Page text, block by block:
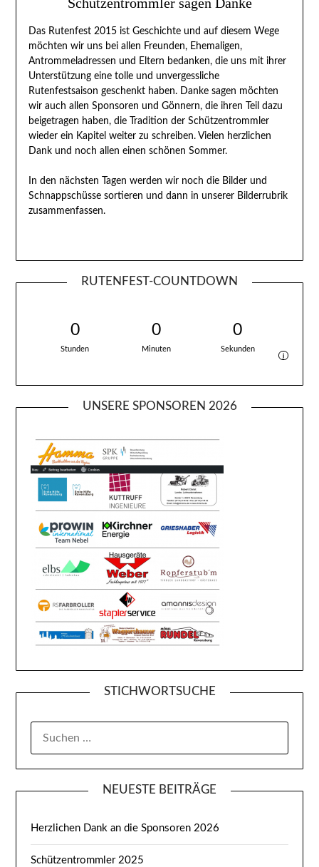
Das Rutenfest 2015 ist Geschichte und auf diesem Wege
möchten wir uns bei allen Freunden, Ehemaligen,
Antrommeladressen und Eltern bedanken, die uns mit ihrer
Unterstützung eine tolle und unvergessliche
Rutenfestsaison geschenkt haben. Danke sagen möchten
wir auch allen Sponsoren und Gönnern, die ihren Teil dazu
beigetragen haben, die Tradition der Schützentrommler
wieder ein Kapitel weiter zu schreiben. Vielen herzlichen
Dank und noch allen einen schönen Sommer.
In den nächsten Tagen werden wir noch die Bilder und
Schnappschüsse sortieren und dann in unserer Bilderrubrik
zusammenfassen.
RUTENFEST-COUNTDOWN
0
Stunden
0
Minuten
0
Sekunden
i
UNSERE SPONSOREN 2026
STICHWORTSUCHE
NEUESTE BEITRÄGE
Herzlichen Dank an die Sponsoren 2026
Schützentrommler 2025